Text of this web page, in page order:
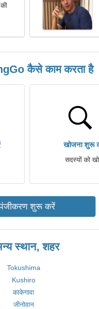
कैसे काम करता है
खोजना शुरू
सदस्यों को
शुरू करें
स्थान, शहर
Tokushima
Kushiro
काकेगावा
जीनोवान